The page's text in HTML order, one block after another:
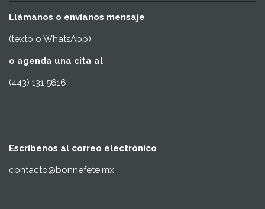
Llámanos o envíanos mensaje
(texto o WhatsApp)
o agenda una cita al
(443) 131 5616
Escríbenos al correo electrónico
contacto@bonnefete.mx